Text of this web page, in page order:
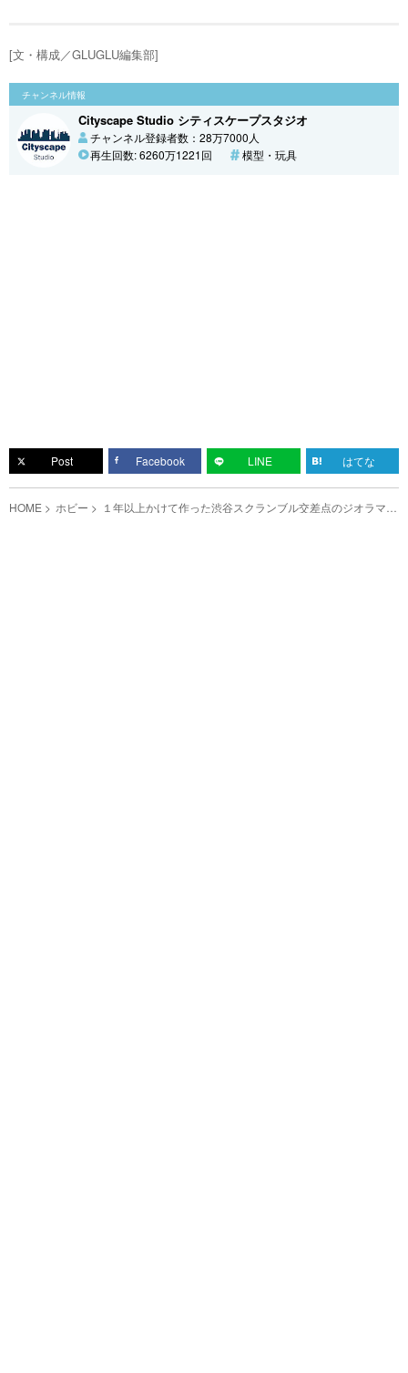
[文・構成／GLUGLU編集部]
チャンネル情報
Cityscape Studio シティスケープスタジオ
チャンネル登録者数：28万7000人
再生回数: 6260万1221回
模型・玩具
Post Facebook LINE はてな
HOME ホビー １年以上かけて作った渋谷スクランブル交差点のジオラマに
称賛の声が続出！